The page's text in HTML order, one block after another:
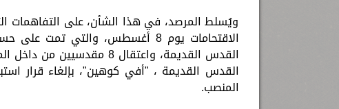
ويُسلط المرصد، في هذا الشأن، على التفاهمات
الاقتحامات يوم 8 أغسطس،
القدس القديمة، واعتقال
القدس القديمة ، "أفي كوهين"، بإلغاء قرار
المنصب.